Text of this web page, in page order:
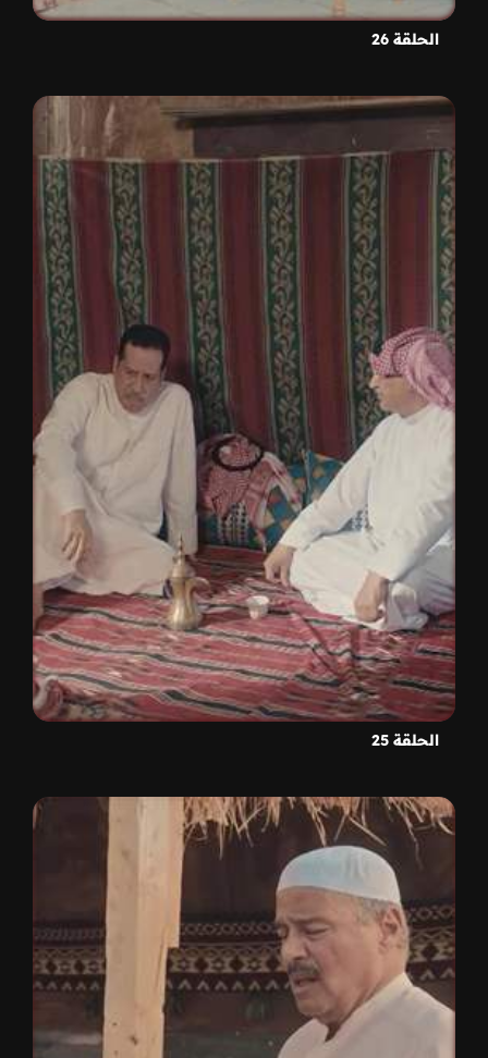
الحلقة 26
الحلقة 25